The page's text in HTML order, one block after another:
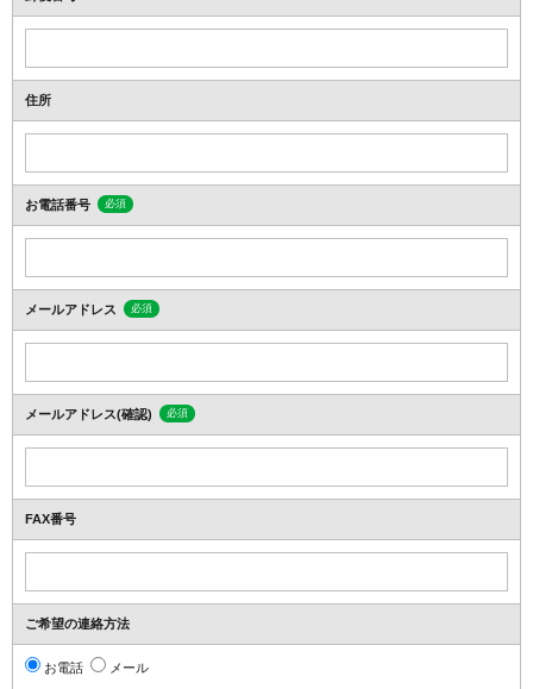
住所
お電話番号 必須
メールアドレス 必須
メールアドレス(確認) 必須
FAX番号
ご希望の連絡方法
お電話 メール